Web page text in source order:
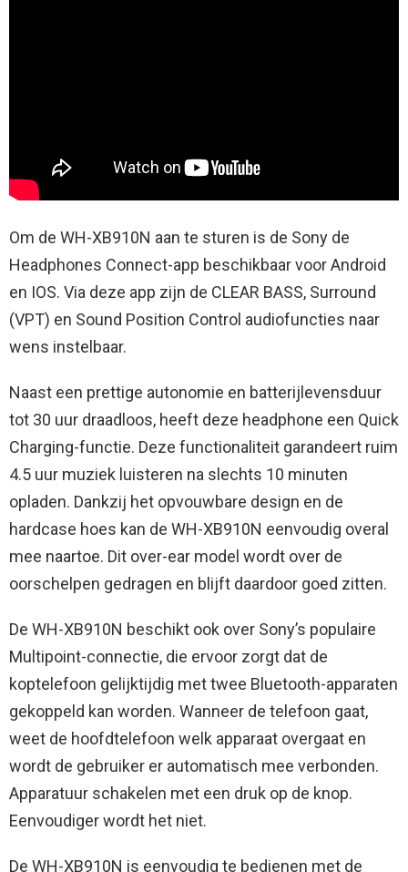
Om de WH-XB910N aan te sturen is de Sony de
Headphones Connect-app beschikbaar voor Android
en IOS. Via deze app zijn de CLEAR BASS, Surround
(VPT) en Sound Position Control audiofuncties naar
wens instelbaar.
Naast een prettige autonomie en batterijlevensduur
tot 30 uur draadloos, heeft deze headphone een Quick
Charging-functie. Deze functionaliteit garandeert ruim
4.5 uur muziek luisteren na slechts 10 minuten
opladen. Dankzij het opvouwbare design en de
hardcase hoes kan de WH-XB910N eenvoudig overal
mee naartoe. Dit over-ear model wordt over de
oorschelpen gedragen en blijft daardoor goed zitten.
De WH-XB910N beschikt ook over Sony’s populaire
Multipoint-connectie, die ervoor zorgt dat de
koptelefoon gelijktijdig met twee Bluetooth-apparaten
gekoppeld kan worden. Wanneer de telefoon gaat,
weet de hoofdtelefoon welk apparaat overgaat en
wordt de gebruiker er automatisch mee verbonden.
Apparatuur schakelen met een druk op de knop.
Eenvoudiger wordt het niet.
De WH-XB910N is eenvoudig te bedienen met de